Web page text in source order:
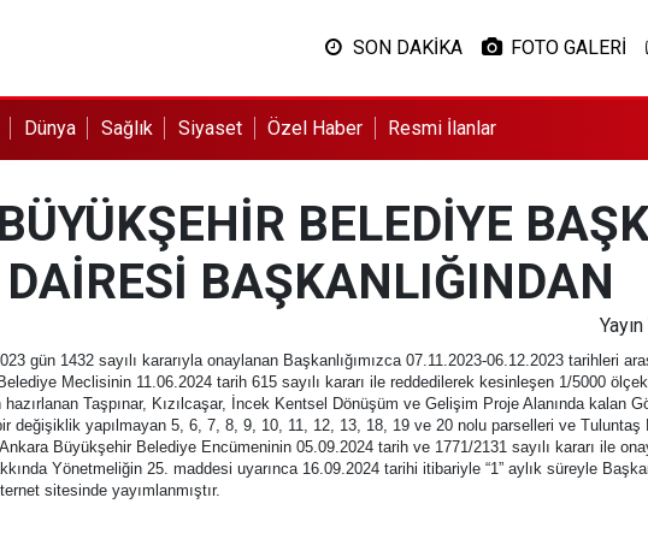
SON DAKİKA FOTO GALERİ
Dünya Sağlık Siyaset Özel Haber Resmi İlanlar
BELEDİYE
BAŞKANLIĞINDAN
gün 1432 sayılı kararıyla onaylanan Başkanlığımızca 07.11.2023-06.12.2023 tarihleri
Meclisinin 11.06.2024 tarih 615 sayılı kararı ile reddedilerek kesinleşen 1/5000
Taşpınar, Kızılcaşar, İncek Kentsel Dönüşüm ve Gelişim Proje Alanında kalan
değişiklik yapılmayan 5, 6, 7, 8, 9, 10, 11, 12, 13, 18, 19 ve 20 nolu parselleri ve Tuluntaş
Büyükşehir Belediye Encümeninin 05.09.2024 tarih ve 1771/2131 sayılı kararı ile
Yönetmeliğin 25. maddesi uyarınca 16.09.2024 tarihi itibariyle “1” aylık süreyle
sitesinde yayımlanmıştır.